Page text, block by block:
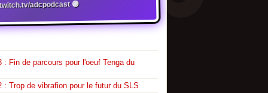
adcpodcast 🟣
: Fin de parcours pour l'oeuf Tenga du
: Trop de vibrafion pour le futur du SLS